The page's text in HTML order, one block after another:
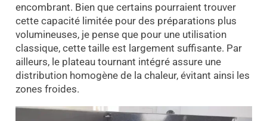
encombrant. Bien que certains pourraient trouver
cette capacité limitée pour des préparations plus
volumineuses, je pense que pour une utilisation
classique, cette taille est largement suffisante. Par
ailleurs, le plateau tournant intégré assure une
distribution homogène de la chaleur, évitant ainsi les
zones froides.